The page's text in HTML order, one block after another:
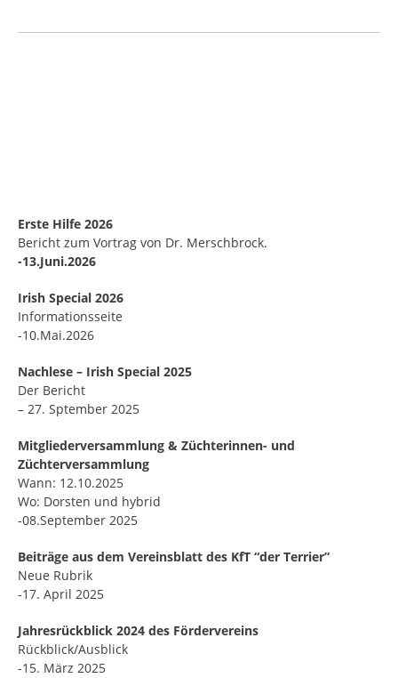
Erste Hilfe 2026
Bericht zum Vortrag von Dr. Merschbrock.
-13.Juni.2026
Irish Special 2026
Informationsseite
-10.Mai.2026
Nachlese – Irish Special 2025
Der Bericht
– 27. Sptember 2025
Mitgliederversammlung & Züchterinnen- und
Züchterversammlung
Wann: 12.10.2025
Wo: Dorsten und hybrid
-08.September 2025
Beiträge aus dem Vereinsblatt des KfT “der Terrier”
Neue Rubrik
-17. April 2025
Jahresrückblick 2024 des Fördervereins
Rückblick/Ausblick
-15. März 2025